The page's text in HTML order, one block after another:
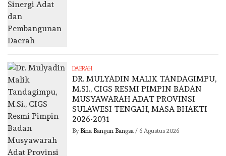
DAERAH
DR. MULYADIN MALIK TANDAGIMPU,
M.SI., CIGS RESMI PIMPIN BADAN
MUSYAWARAH ADAT PROVINSI
SULAWESI TENGAH, MASA BHAKTI
2026-2031
By Bina Bangun Bangsa/ 6 Agustus 2026